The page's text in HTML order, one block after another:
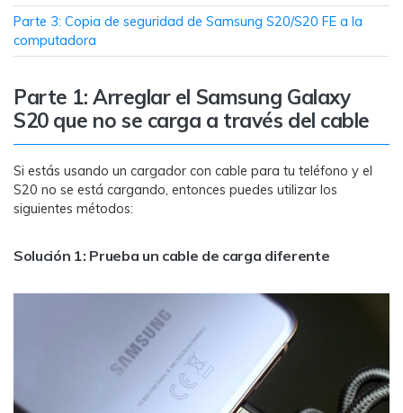
valores de fábrica.
Transfiere datos del teléfono, de
WhatsApp y archivos entre dispositivos
iOS y Android.
Welastseen
WeLastseen te tiene al tanto de todo en
Parte 3: Copia de seguridad de Samsung S20/S20 FE a la
computadora
Parte 1: Arreglar el Samsung Galaxy
S20 que no se carga a través del cable
Si estás usando un cargador con cable para tu teléfono y el
S20 no se está cargando, entonces puedes utilizar los
siguientes métodos:
Solución 1: Prueba un cable de carga diferente